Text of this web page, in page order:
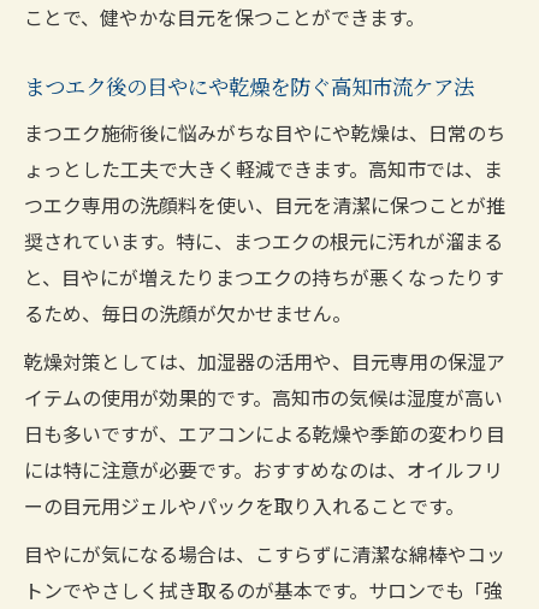
ことで、健やかな目元を保つことができます。
まつエク後の目やにや乾燥を防ぐ高知市流ケア法
まつエク施術後に悩みがちな目やにや乾燥は、日常のち
ょっとした工夫で大きく軽減できます。高知市では、ま
つエク専用の洗顔料を使い、目元を清潔に保つことが推
奨されています。特に、まつエクの根元に汚れが溜まる
と、目やにが増えたりまつエクの持ちが悪くなったりす
るため、毎日の洗顔が欠かせません。
乾燥対策としては、加湿器の活用や、目元専用の保湿ア
イテムの使用が効果的です。高知市の気候は湿度が高い
日も多いですが、エアコンによる乾燥や季節の変わり目
には特に注意が必要です。おすすめなのは、オイルフリ
ーの目元用ジェルやパックを取り入れることです。
目やにが気になる場合は、こすらずに清潔な綿棒やコッ
トンでやさしく拭き取るのが基本です。サロンでも「強